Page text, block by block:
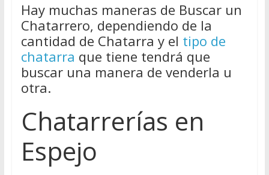
Hay muchas maneras de Buscar un
Chatarrero, dependiendo de la
cantidad de Chatarra y el tipo de
chatarra que tiene tendrá que
buscar una manera de venderla u
otra.
Chatarrerías en
Espejo